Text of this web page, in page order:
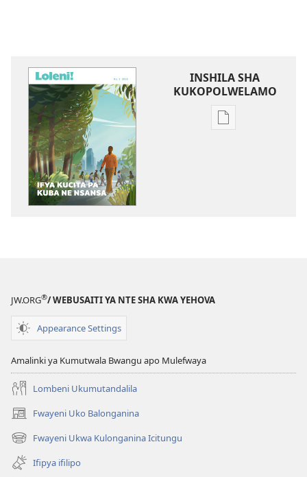
INSHILA SHA
KUKOPOLWELAMO
Inshila
JW.ORG®/ WEBUSAITI YA NTE SHA KWA YEHOVA
Appearance Settings
Amalinki ya Kumutwala Bwangu apo Mulefwaya
Lombeni Ukumutandalila
Fwayeni Uko Balonganina
(yalaisula
na
imbi)
Fwayeni Ukwa Kulonganina Icitungu
(yalaisula
na
imbi)
Ifipya ifilipo